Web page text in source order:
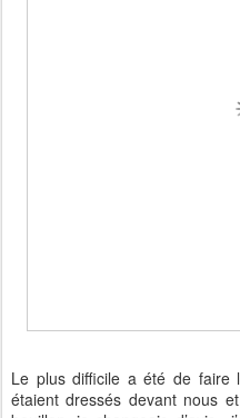
Le plus difficile a été de faire
étaient dressés devant nous